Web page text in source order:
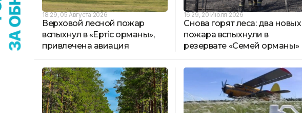
18:29, 05 Августа 2026
Верховой лесной пожар
вспыхнул в «Ертіс орманы»,
привлечена авиация
16:29, 20 Июля 2026
Снова горят леса: два новых
пожара вспыхнули в
резервате «Семей орманы»